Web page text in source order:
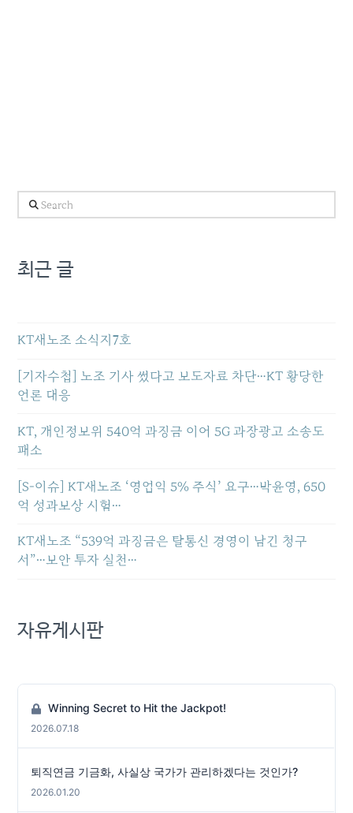
Search
최근 글
KT새노조 소식지7호
[기자수첩] 노조 기사 썼다고 보도자료 차단…KT 황당한
언론 대응
KT, 개인정보위 540억 과징금 이어 5G 과장광고 소송도
패소
[S-이슈] KT새노조 ‘영업익 5% 주식’ 요구…박윤영, 650
억 성과보상 시험…
KT새노조 “539억 과징금은 탈통신 경영이 남긴 청구
서”…보안 투자 실천…
자유게시판
Winning Secret to Hit the Jackpot!
2026.07.18
퇴직연금 기금화, 사실상 국가가 관리하겠다는 것인가?
2026.01.20